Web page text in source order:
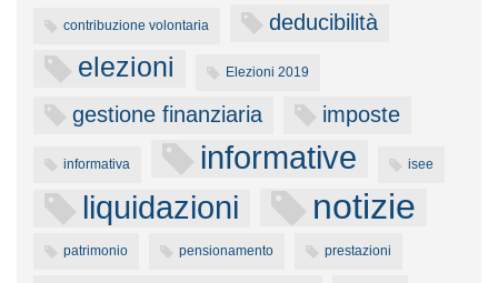
contribuzione volontaria deducibilità
elezioni Elezioni 2019
gestione finanziaria imposte
informativa informative isee
liquidazioni notizie
patrimonio pensionamento prestazioni